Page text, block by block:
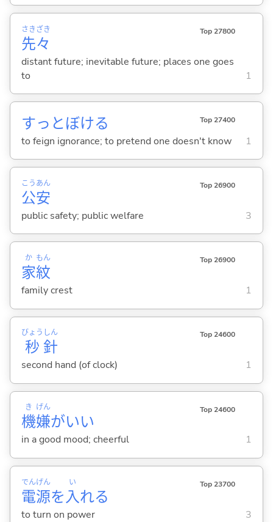
先
さき
々
ざき Top 27800
distant future; inevitable future; places one goes
to
1
すっとぼける Top 27400
to feign ignorance; to pretend one doesn't know 1
公
こう
安
あん Top 26900
public safety; public welfare 3
家
か
紋
もん Top 26900
family crest 1
秒
びょう
針
しん Top 24600
second hand (of clock) 1
機
き
嫌
げん
がいい
Top 24600
in a good mood; cheerful 1
電
でん
源
げん
を入
い
れる
Top 23700
to turn on power 3